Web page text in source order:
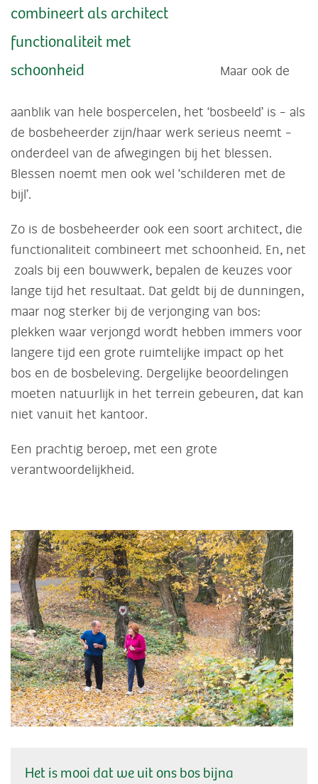
combineert als architect
functionaliteit met
schoonheid
Maar ook de
aanblik van hele bospercelen, het ‘bosbeeld’ is – als
de bosbeheerder zijn/haar werk serieus neemt –
onderdeel van de afwegingen bij het blessen.
Blessen noemt men ook wel ‘schilderen met de
bijl’.
Zo is de bosbeheerder ook een soort architect, die
functionaliteit combineert met schoonheid. En, net
zoals bij een bouwwerk, bepalen de keuzes voor
lange tijd het resultaat. Dat geldt bij de dunningen,
maar nog sterker bij de verjonging van bos:
plekken waar verjongd wordt hebben immers voor
langere tijd een grote ruimtelijke impact op het
bos en de bosbeleving. Dergelijke beoordelingen
moeten natuurlijk in het terrein gebeuren, dat kan
niet vanuit het kantoor.
Een prachtig beroep, met een grote
verantwoordelijkheid.
Het is mooi dat we uit ons bos bijna